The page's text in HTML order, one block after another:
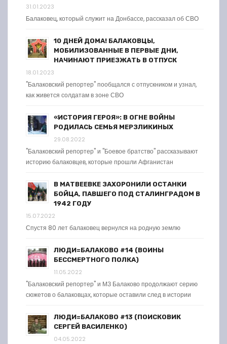
31.01.2023
Балаковец, который служит на Донбассе, рассказал об СВО
10 ДНЕЙ ДОМА! БАЛАКОВЦЫ,
МОБИЛИЗОВАННЫЕ В ПЕРВЫЕ ДНИ,
НАЧИНАЮТ ПРИЕЗЖАТЬ В ОТПУСК
18.01.2023
"Балаковский репортер" пообщался с отпускником и узнал,
как живется солдатам в зоне СВО
«ИСТОРИЯ ГЕРОЯ»: В ОГНЕ ВОЙНЫ
РОДИЛАСЬ СЕМЬЯ МЕРЗЛИКИНЫХ
29.08.2022
"Балаковский репортер" и "Боевое братство" рассказывают
историю балаковцев, которые прошли Афганистан
В МАТВЕЕВКЕ ЗАХОРОНИЛИ ОСТАНКИ
БОЙЦА, ПАВШЕГО ПОД СТАЛИНГРАДОМ В
1942 ГОДУ
15.07.2022
Спустя 80 лет балаковец вернулся на родную землю
ЛЮДИ=БАЛАКОВО #14 (ВОИНЫ
БЕССМЕРТНОГО ПОЛКА)
11.05.2022
"Балаковский репортер" и МЗ Балаково продолжают серию
сюжетов о балаковцах, которые оставили след в истории
ЛЮДИ=БАЛАКОВО #13 (ПОИСКОВИК
СЕРГЕЙ ВАСИЛЕНКО)
04.05.2022